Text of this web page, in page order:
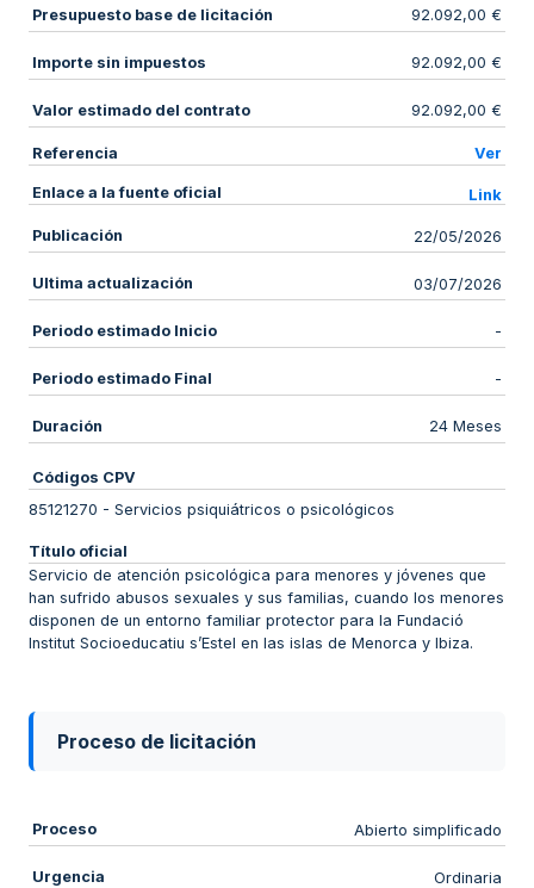
Presupuesto base de licitación 92.092,00 €
Importe sin impuestos 92.092,00 €
Valor estimado del contrato 92.092,00 €
Referencia Ver
Enlace a la fuente oficial Link
Publicación 22/05/2026
Ultima actualización 03/07/2026
Periodo estimado Inicio -
Periodo estimado Final -
Duración 24 Meses
Códigos CPV
85121270 - Servicios psiquiátricos o psicológicos
Título oficial
Servicio de atención psicológica para menores y jóvenes que
han sufrido abusos sexuales y sus familias, cuando los menores
disponen de un entorno familiar protector para la Fundació
Institut Socioeducatiu s’Estel en las islas de Menorca y Ibiza.
Proceso de licitación
Proceso Abierto simplificado
Urgencia Ordinaria